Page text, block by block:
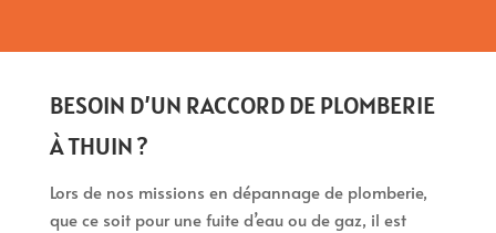
BESOIN D’UN RACCORD DE PLOMBERIE
À THUIN ?
Lors de nos missions en dépannage de plomberie,
que ce soit pour une fuite d’eau ou de gaz, il est